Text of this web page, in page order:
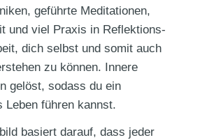
geführte Meditationen,
und viel Praxis in Reflektions-
dich selbst und somit auch
zu können. Innere
gelöst, sodass du ein
Leben führen kannst.
basiert darauf, dass jeder